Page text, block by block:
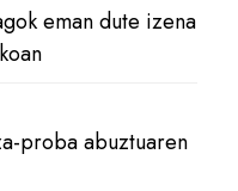
eman dute izena
proba abuztuaren